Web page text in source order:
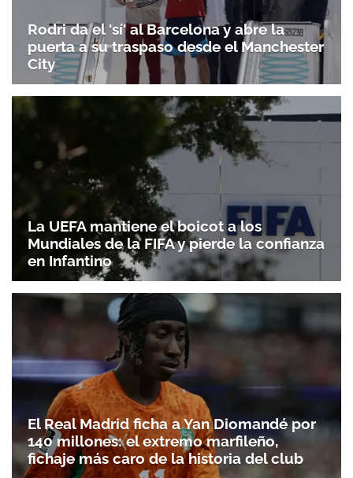
Rodri da el 'sí' al Barcelona y abre la
puerta a su traspaso desde el Manchester
City
La UEFA mantiene el boicot a los
Mundiales de la FIFA y pierde la confianza
en Infantino
El Real Madrid ficha a Yan Diomandé por
140 millones: el extremo marfileño,
fichaje más caro de la historia del club